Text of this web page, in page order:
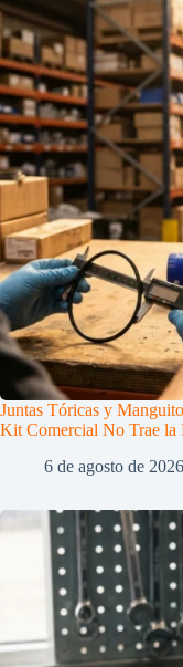
Juntas Tóricas y
Kit Comercial No Trae la
6 de agosto de 2026